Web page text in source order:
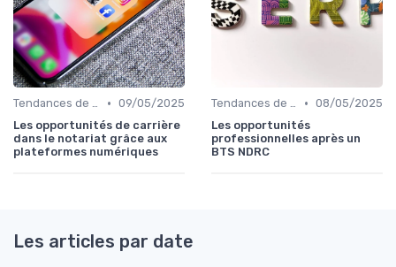
Tendances de l'Emploi dans le Digital • 09/05/2025
Les opportunités de carrière
dans le notariat grâce aux
plateformes numériques
Tendances de l'Emploi dans le Digital • 08/05/2025
Les opportunités
professionnelles après un
BTS NDRC
Les articles par date